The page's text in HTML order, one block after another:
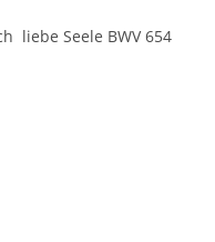
liebe Seele BWV 654